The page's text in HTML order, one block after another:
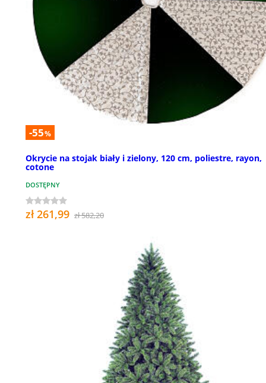
-55%
Okrycie na stojak biały i zielony, 120 cm, poliestre, rayon,
cotone
DOSTĘPNY
zł 261,99 zł 582,20